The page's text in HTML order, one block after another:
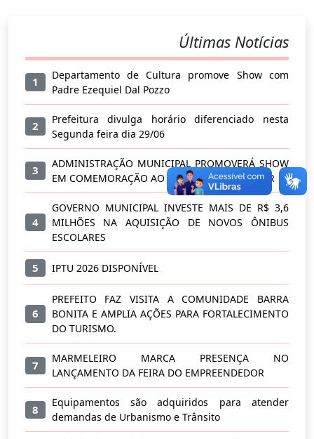
Últimas Notícias
1
Departamento de Cultura promove Show com
Padre Ezequiel Dal Pozzo
2
Prefeitura divulga horário diferenciado nesta
Segunda feira dia 29/06
3
ADMINISTRAÇÃO MUNICIPAL PROMOVERÁ SHOW
EM COMEMORAÇÃO AO DIA DO TRABALHADOR
4
GOVERNO MUNICIPAL INVESTE MAIS DE R$ 3,6
MILHÕES NA AQUISIÇÃO DE NOVOS ÔNIBUS
ESCOLARES
5 IPTU 2026 DISPONÍVEL
6
PREFEITO FAZ VISITA A COMUNIDADE BARRA
BONITA E AMPLIA AÇÕES PARA FORTALECIMENTO
DO TURISMO.
7
MARMELEIRO MARCA PRESENÇA NO
LANÇAMENTO DA FEIRA DO EMPREENDEDOR
8
Equipamentos são adquiridos para atender
demandas de Urbanismo e Trânsito